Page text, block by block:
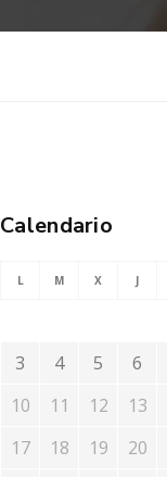
Calendario
L M X J
3
4 5 6
10
11 12 13
17
18 19 20